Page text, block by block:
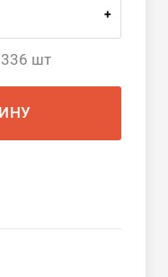
+
шт